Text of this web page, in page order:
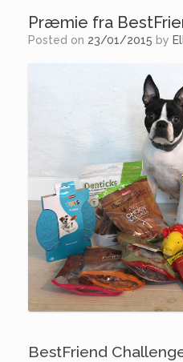
Præmie fra
Posted on 23/01/2015 by
BestFriend